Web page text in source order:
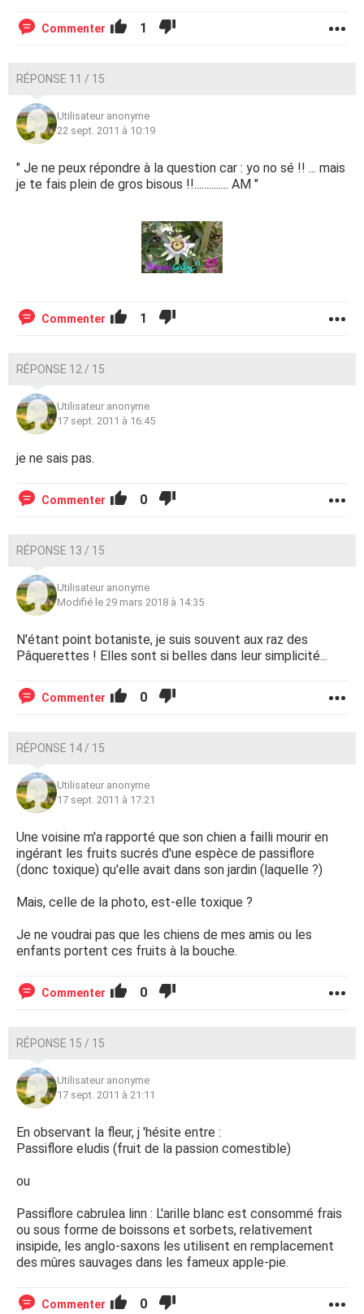
Commenter 1
RÉPONSE 11 / 15
Utilisateur anonyme
22 sept. 2011 à 10:19
" Je ne peux répondre à la question car : yo no sé !! ... mais
je te fais plein de gros bisous !!.............. AM "
Commenter 1
RÉPONSE 12 / 15
Utilisateur anonyme
17 sept. 2011 à 16:45
je ne sais pas.
Commenter 0
RÉPONSE 13 / 15
Utilisateur anonyme
Modifié le 29 mars 2018 à 14:35
N'étant point botaniste, je suis souvent aux raz des
Pâquerettes ! Elles sont si belles dans leur simplicité...
Commenter 0
RÉPONSE 14 / 15
Utilisateur anonyme
17 sept. 2011 à 17:21
Une voisine m'a rapporté que son chien a failli mourir en
ingérant les fruits sucrés d'une espèce de passiflore
(donc toxique) qu'elle avait dans son jardin (laquelle ?)
Mais, celle de la photo, est-elle toxique ?
Je ne voudrai pas que les chiens de mes amis ou les
enfants portent ces fruits à la bouche.
Commenter 0
RÉPONSE 15 / 15
Utilisateur anonyme
17 sept. 2011 à 21:11
En observant la fleur, j 'hésite entre :
Passiflore eludis (fruit de la passion comestible)
ou
Passiflore cabrulea linn : L'arille blanc est consommé frais
ou sous forme de boissons et sorbets, relativement
insipide, les anglo-saxons les utilisent en remplacement
des mûres sauvages dans les fameux apple-pie.
Commenter 0